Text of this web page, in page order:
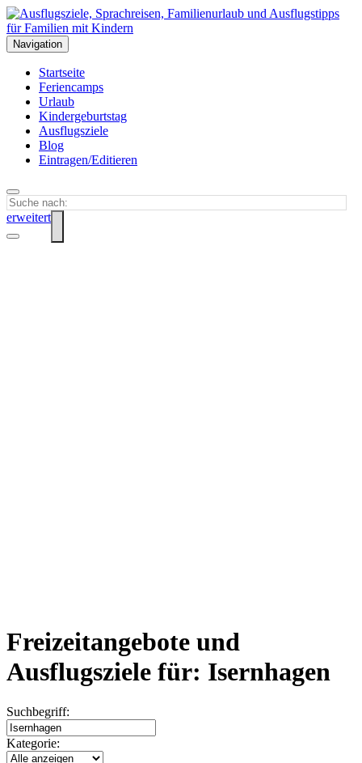
Navigation
Startseite
Feriencamps
Urlaub
Kindergeburtstag
Ausflugsziele
Blog
Eintragen/Editieren
erweitert
Freizeitangebote und
Ausflugsziele für: Isernhagen
Suchbegriff:
Kategorie: